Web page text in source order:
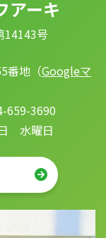
アーキ
号
番地（Googleマ
659-3690
水曜日